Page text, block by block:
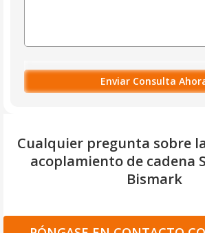
Cualquier pregunta sobre
acoplamiento de cadena
Bismark